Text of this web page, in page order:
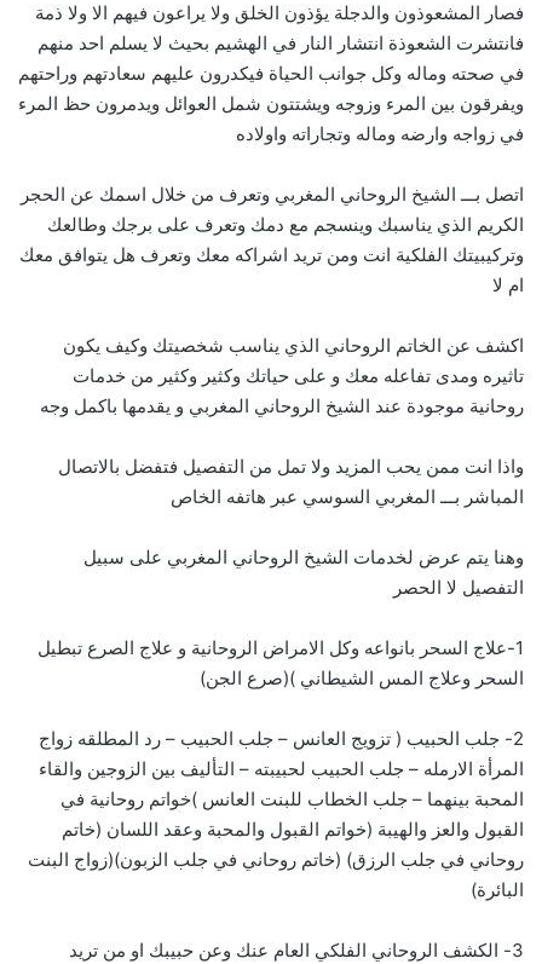
فصار المشعوذون والدجلة يؤذون الخلق ولا يراعون فيهم الا ولا ذمة
فانتشرت الشعوذة انتشار النار في الهشيم بحيث لا يسلم احد منهم
في صحته وماله وكل جوانب الحياة فيكدرون عليهم سعادتهم وراحتهم
ويفرقون بين المرء وزوجه ويشتتون شمل العوائل ويدمرون حظ المرء
في زواجه وارضه وماله وتجاراته واولاده
اتصل بـــ الشيخ الروحاني المغربي وتعرف من خلال اسمك عن الحجر
الكريم الذي يناسبك وينسجم مع دمك وتعرف على برجك وطالعك
وتركيبيتك الفلكية انت ومن تريد اشراكه معك وتعرف هل يتوافق معك
ام لا
اكشف عن الخاتم الروحاني الذي يناسب شخصيتك وكيف يكون
تاثيره ومدى تفاعله معك و على حياتك وكثير وكثير من خدمات
روحانية موجودة عند الشيخ الروحاني المغربي و يقدمها باكمل وجه
واذا انت ممن يحب المزيد ولا تمل من التفصيل فتفضل بالاتصال
المباشر بـــ المغربي السوسي عبر هاتفه الخاص
وهنا يتم عرض لخدمات الشيخ الروحاني المغربي على سبيل
التفصيل لا الحصر
1-علاج السحر بانواعه وكل الامراض الروحانية و علاج الصرع تبطيل
السحر وعلاج المس الشيطاني )(صرع الجن)
2- جلب الحبيب ( تزويج العانس – جلب الحبيب – رد المطلقه زواج
المرأة الارمله – جلب الحبيب لحبيبته – التأليف بين الزوجين والقاء
المحبة بينهما – جلب الخطاب للبنت العانس )خواتم روحانية في
القبول والعز والهيبة (خواتم القبول والمحبة وعقد اللسان (خاتم
روحاني في جلب الرزق) (خاتم روحاني في جلب الزبون)(زواج البنت
البائرة)
3- الكشف الروحاني الفلكي العام عنك وعن حبيبك او من تريد